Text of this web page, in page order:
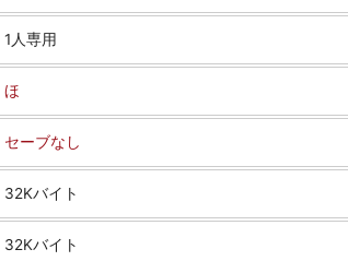
1人専用
ほ
セーブなし
32Kバイト
32Kバイト